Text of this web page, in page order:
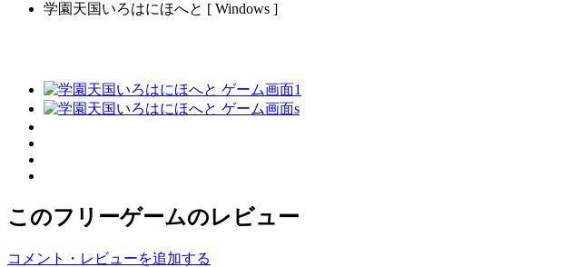
学園天国いろはにほへと [ Windows ]
このフリーゲームのレビュー
コメント・レビューを追加する